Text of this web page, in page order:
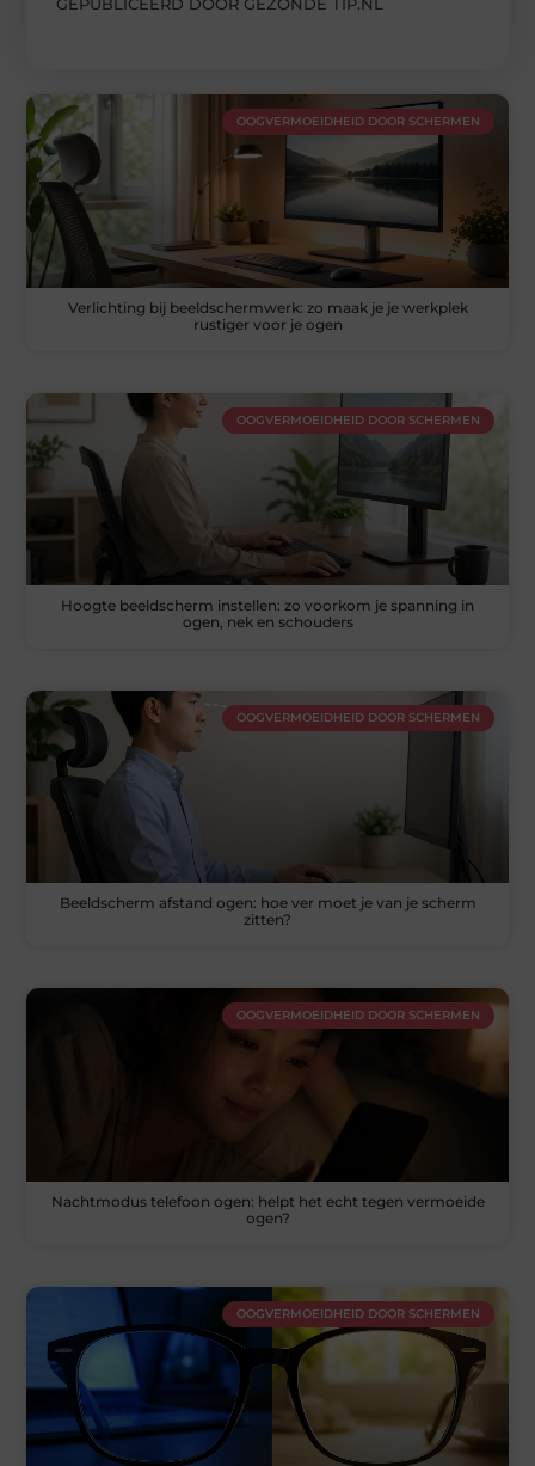
GEPUBLICEERD DOOR GEZONDE TIP.NL
OOGVERMOEIDHEID DOOR SCHERMEN
Verlichting bij beeldschermwerk: zo maak je je werkplek
rustiger voor je ogen
OOGVERMOEIDHEID DOOR SCHERMEN
Hoogte beeldscherm instellen: zo voorkom je spanning in
ogen, nek en schouders
OOGVERMOEIDHEID DOOR SCHERMEN
Beeldscherm afstand ogen: hoe ver moet je van je scherm
zitten?
OOGVERMOEIDHEID DOOR SCHERMEN
Nachtmodus telefoon ogen: helpt het echt tegen vermoeide
ogen?
OOGVERMOEIDHEID DOOR SCHERMEN